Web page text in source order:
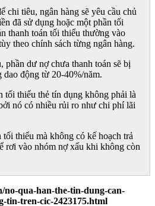
chi tiêu, ngân hàng sẽ yêu cầu chủ
đã sử dụng hoặc một phần tối
thanh toán tối thiểu thường vào
theo chính sách từng ngân hàng.
phần dư nợ chưa thanh toán sẽ bị
dao động từ 20-40%/năm.
tối thiểu thẻ tín dụng không phải là
nó có nhiều rủi ro như chi phí lãi
thiểu mà không có kế hoạch trả
rơi vào nhóm nợ xấu khi không còn
no-qua-han-the-tin-dung-can-
tin-tren-cic-2423175.html